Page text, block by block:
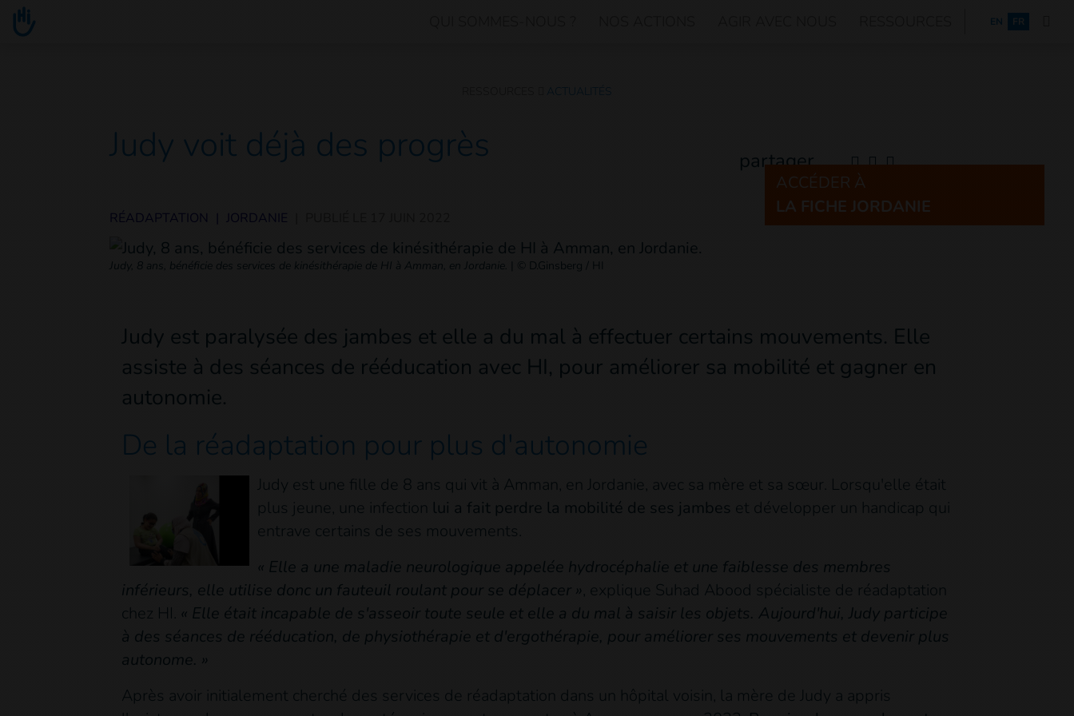
Go to main content ENGLISH
EN FR
ACTUALITÉS
Judy voit déjà des progrès partager
RÉADAPTATION JORDANIE
Judy, 8 ans, bénéficie des services de kinésithérapie de HI à Amman, en Jordanie. © D.Ginsberg / HI
ACCÉDER À
LA FICHE JORDANIE
Judy est paralysée des jambes et elle a du mal à effectuer certains mouvements. Elle
assiste à des séances de rééducation avec HI, pour améliorer sa mobilité et gagner en
autonomie.
De la réadaptation pour plus d'autonomie
Judy est une fille de 8 ans qui vit à Amman, en Jordanie, avec sa mère et sa sœur. Lorsqu'elle était
plus jeune, une infection lui a fait perdre la mobilité de ses jambes et développer un handicap qui
entrave certains de ses mouvements.
« Elle a une maladie neurologique appelée hydrocéphalie et une faiblesse des membres
inférieurs, elle utilise donc un fauteuil roulant pour se déplacer », explique Suhad Abood spécialiste de réadaptation
chez HI. « Elle était incapable de s'asseoir toute seule et elle a du mal à saisir les objets. Aujourd'hui, Judy participe
à des séances de rééducation, de physiothérapie et d'ergothérapie, pour améliorer ses mouvements et devenir plus
autonome. »
Après avoir initialement cherché des services de réadaptation dans un hôpital voisin, la mère de Judy a appris